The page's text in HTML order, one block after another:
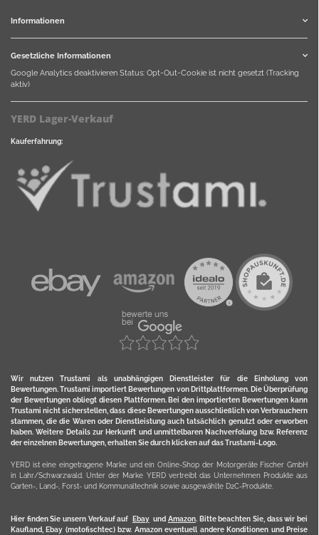
Informationen
Gesetzliche Informationen
Google Analytics deaktivieren Status: Opt-Out-Cookie ist nicht gesetzt (Tracking
aktiv)
YERD Lager-Verkauf
Kauferfahrung:
Wir nutzen Trustami als unabhängigen Dienstleister für die Einholung von
Bewertungen. Trustami importiert Bewertungen von Drittplattformen. Die Überprüfung
der Bewertungen obliegt diesen Plattformen. Bei den importierten Bewertungen kann
Trustami nicht sicherstellen, dass diese Bewertungen ausschließlich von Verbrauchern
stammen, die die Waren oder Dienstleistung auch tatsächlich genutzt oder erworben
haben. Weitere Details zur Herkunft und unmittelbaren Nachverfolung bzw. Referenz
der einzelnen Bewertungen, erhalten Sie durch klicken auf das Trustami-Logo.
YERD ist eine eingetragene Marke und ein Online-Shop der Motorgeräte Fischer GmbH
in Lahr/Schwarzwald. Unter der Marke YERD vertreibt das Unternehmen Produkte aus
Garten-, Land-, Forst- und Kommunaltechnik sowie ausgewählte D2C-Produkte.
Hier finden Sie unsern Verkauf auf Ebayund Amazon. Bitte beachten Sie, dass wir bei
Kaufland, Ebay (motofischtec) bzw. Amazon eventuell andere Konditionen und Preise